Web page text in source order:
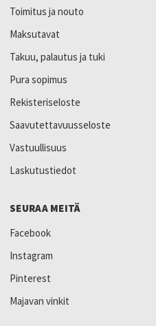
Toimitus ja nouto
Maksutavat
Takuu, palautus ja tuki
Pura sopimus
Rekisteriseloste
Saavutettavuusseloste
Vastuullisuus
Laskutustiedot
SEURAA MEITÄ
Facebook
Instagram
Pinterest
Majavan vinkit